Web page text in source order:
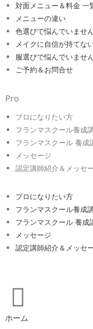
対面メニュー＆料金 一
メニューの違い
色選びで悩んでいませ
メイクに自信が持てな
服選びで悩んでいませ
ご予約＆お問合せ
Pro
プロになりたい方
フランマスクール養成
フランマスクール 養成
メッセージ
認定講師紹介＆メッセ
プロになりたい方
フランマスクール養成
フランマスクール 養成
メッセージ
認定講師紹介＆メッセ
ホーム